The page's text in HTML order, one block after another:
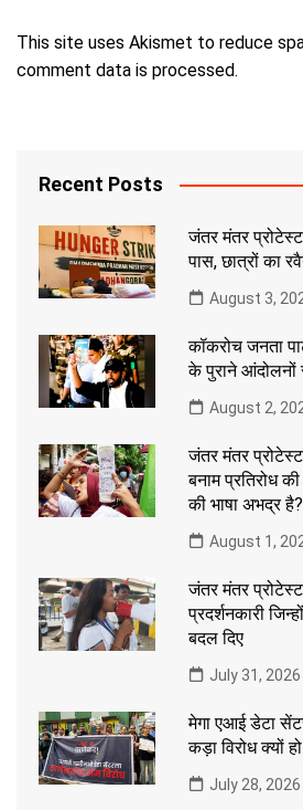
This site uses Akismet to reduce
comment data is processed.
Recent Posts
जंतर मंतर
पास, छात्रों का
August 3,
कॉकरोच जनता
के पुराने आंदोलनों
August 2,
जंतर मंतर
बनाम प्रतिरोध
की भाषा अभद्र है?
August 1,
जंतर मंतर
प्रदर्शनकारी
बदल दिए
July 31, 2026
मेगा एआई डेटा
कड़ा विरोध क्यों
July 28, 2026